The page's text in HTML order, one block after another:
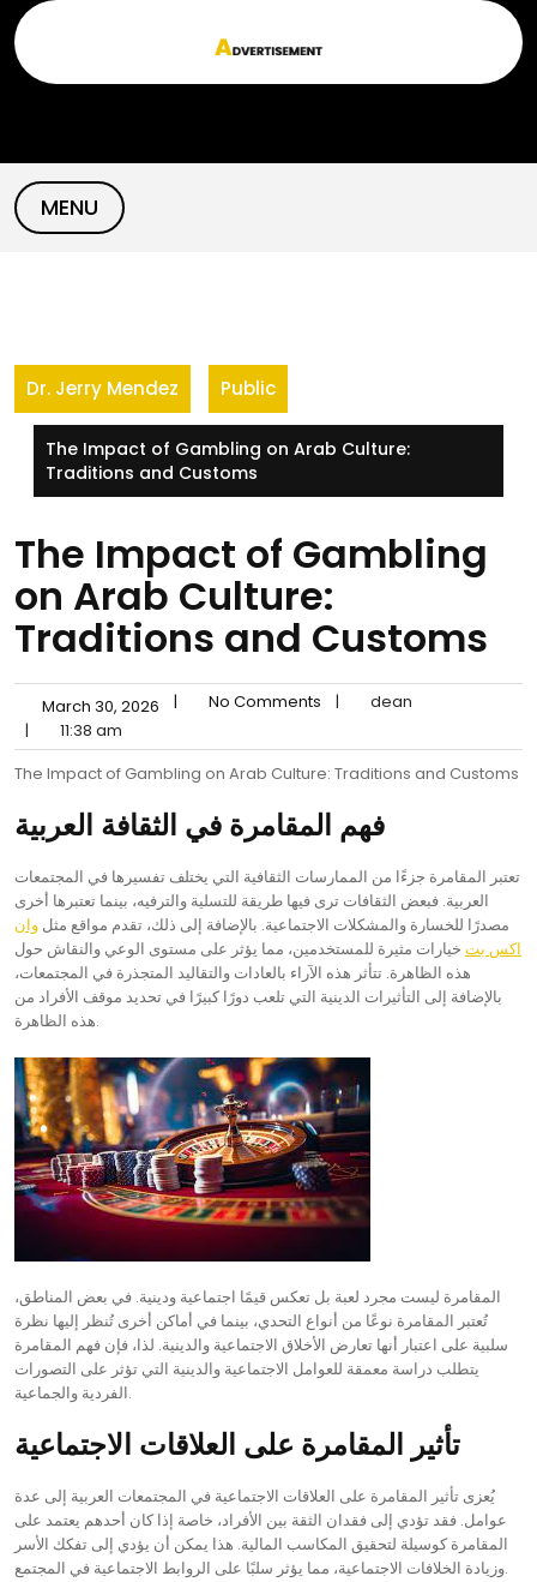
Skip
content
MENU
Dr. Jerry Mendez Public
The Impact of Gambling on Arab Culture:
Traditions and Customs
The Impact of Gambling
on Arab Culture:
Traditions and Customs
March 30, 2026 | No Comments |
dean
|
11:38 am
The Impact of Gambling on Arab Culture: Traditions and Customs
فهم المقامرة في الثقافة العربية
تعتبر المقامرة جزءًا من الممارسات الثقافية التي يختلف تفسيرها في المجتمعات
العربية. فبعض الثقافات ترى فيها طريقة للتسلية والترفيه، بينما تعتبرها أخرى
مصدرًا للخسارة والمشكلات الاجتماعية. بالإضافة إلى ذلك، تقدم مواقع مثل وان
اكس بت خيارات مثيرة للمستخدمين، مما يؤثر على مستوى الوعي والنقاش حول
هذه الظاهرة. تتأثر هذه الآراء بالعادات والتقاليد المتجذرة في المجتمعات،
بالإضافة إلى التأثيرات الدينية التي تلعب دورًا كبيرًا في تحديد موقف الأفراد من
هذه الظاهرة.
المقامرة ليست مجرد لعبة بل تعكس قيمًا اجتماعية ودينية. في بعض المناطق،
تُعتبر المقامرة نوعًا من أنواع التحدي، بينما في أماكن أخرى تُنظر إليها نظرة
سلبية على اعتبار أنها تعارض الأخلاق الاجتماعية والدينية. لذا، فإن فهم المقامرة
يتطلب دراسة معمقة للعوامل الاجتماعية والدينية التي تؤثر على التصورات
الفردية والجماعية.
تأثير المقامرة على العلاقات الاجتماعية
يُعزى تأثير المقامرة على العلاقات الاجتماعية في المجتمعات العربية إلى عدة
عوامل. فقد تؤدي إلى فقدان الثقة بين الأفراد، خاصة إذا كان أحدهم يعتمد على
المقامرة كوسيلة لتحقيق المكاسب المالية. هذا يمكن أن يؤدي إلى تفكك الأسر
وزيادة الخلافات الاجتماعية، مما يؤثر سلبًا على الروابط الاجتماعية في المجتمع.